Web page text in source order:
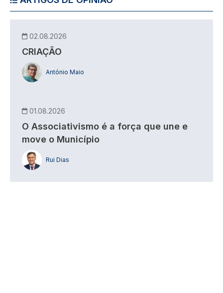
02.08.2026
CRIAÇÃO
António Maio
01.08.2026
O Associativismo é a força que une e
move o Município
Rui Dias